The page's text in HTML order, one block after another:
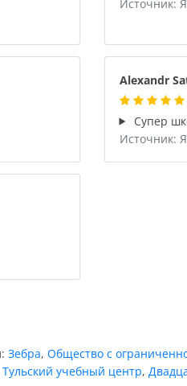
Источник:
Alexandr
Супер
Источник:
Зебра, Общество с
Тульский учебный центр,